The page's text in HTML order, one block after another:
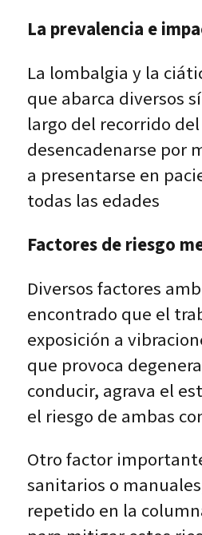
La prevalencia e
La lombalgia y la
que abarca diversos
largo del recorrido
desencadenarse por
a presentarse en
todas las edades
Factores de riesgo
Diversos factores
encontrado que el
exposición a
que provoca
conducir, agrava el
el riesgo de ambas
Otro factor
sanitarios o
repetido en la